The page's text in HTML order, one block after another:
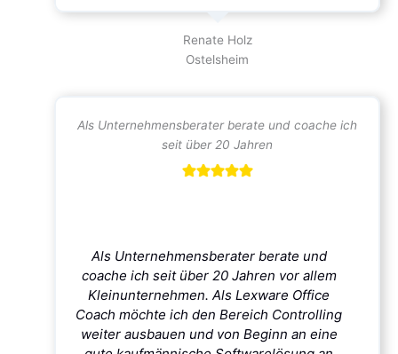
Renate Holz
Ostelsheim
Als Unternehmensberater berate und coache ich
seit über 20 Jahren
Als Unternehmensberater berate und
coache ich seit über 20 Jahren vor allem
Kleinunternehmen. Als Lexware Office
Coach möchte ich den Bereich Controlling
weiter ausbauen und von Beginn an eine